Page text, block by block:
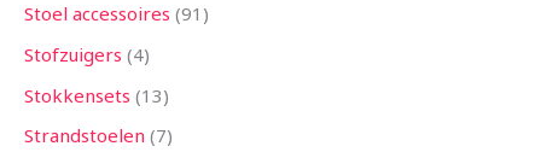
Stoel accessoires 91
Stofzuigers 4
Stokkensets 13
Strandstoelen 7